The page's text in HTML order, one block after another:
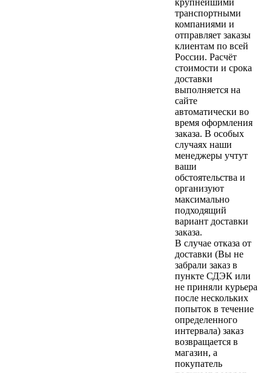
крупнейшими
транспортными
компаниями и
отправляет заказы
клиентам по всей
России. Расчёт
стоимости и срока
доставки
выполняется на
сайте
автоматически во
время оформления
заказа. В особых
случаях наши
менеджеры учтут
ваши
обстоятельства и
организуют
максимально
подходящий
вариант доставки
заказа.
В случае отказа от
доставки (Вы не
забрали заказ в
пункте СДЭК или
не приняли курьера
после нескольких
попыток в течение
определенного
интервала) заказ
возвращается в
магазин, а
покупатель